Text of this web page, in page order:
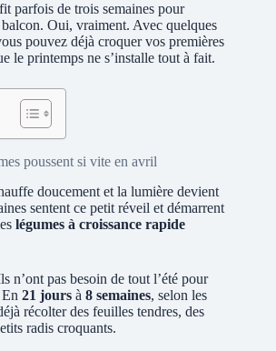
parfois de trois semaines pour
Oui, vraiment. Avec quelques
pouvez déjà croquer vos premières
le printemps ne s’installe tout à fait.
poussent si vite en avril
doucement et la lumière devient
sentent ce petit réveil et démarrent
légumes à croissance rapide
n’ont pas besoin de tout l’été pour
21 jours à 8 semaines, selon les
récolter des feuilles tendres, des
radis croquants.